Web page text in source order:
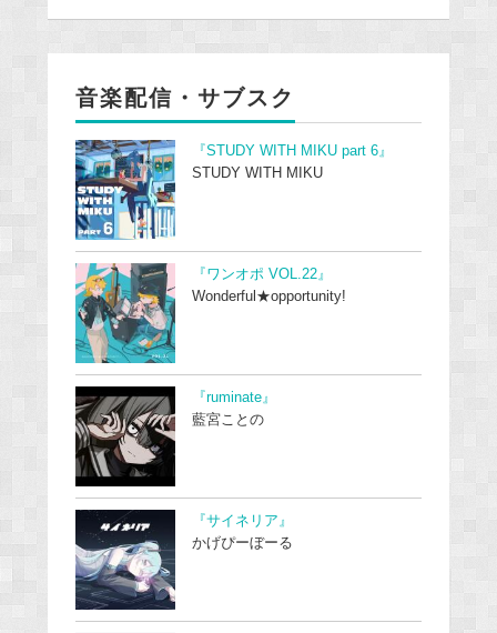
音楽配信・サブスク
『STUDY WITH MIKU part 6』
STUDY WITH MIKU
『ワンオポ VOL.22』
Wonderful★opportunity!
『ruminate』
藍宮ことの
『サイネリア』
かげぴーぼーる